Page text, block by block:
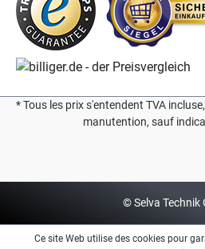
* Tous les prix s'entendent TVA
manutention, sauf
© Selva Technik
Ce site Web utilise des cookies pour